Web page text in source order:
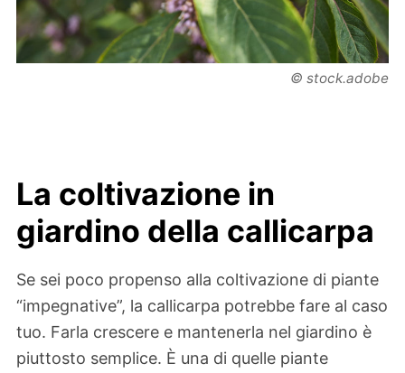
© stock.adobe
La coltivazione in
giardino della callicarpa
Se sei poco propenso alla coltivazione di piante
“impegnative”, la callicarpa potrebbe fare al caso
tuo. Farla crescere e mantenerla nel giardino è
piuttosto semplice. È una di quelle piante